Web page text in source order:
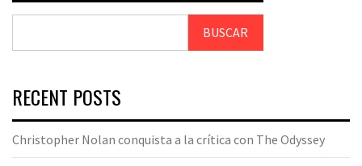
BUSCAR
RECENT POSTS
Christopher Nolan conquista a la crítica con The Odyssey